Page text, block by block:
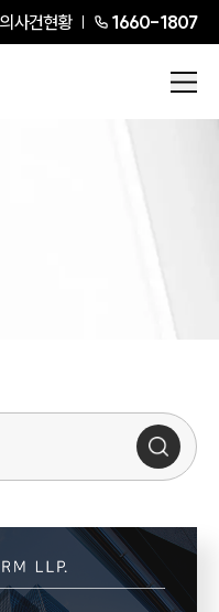
사건현황 1660-1807